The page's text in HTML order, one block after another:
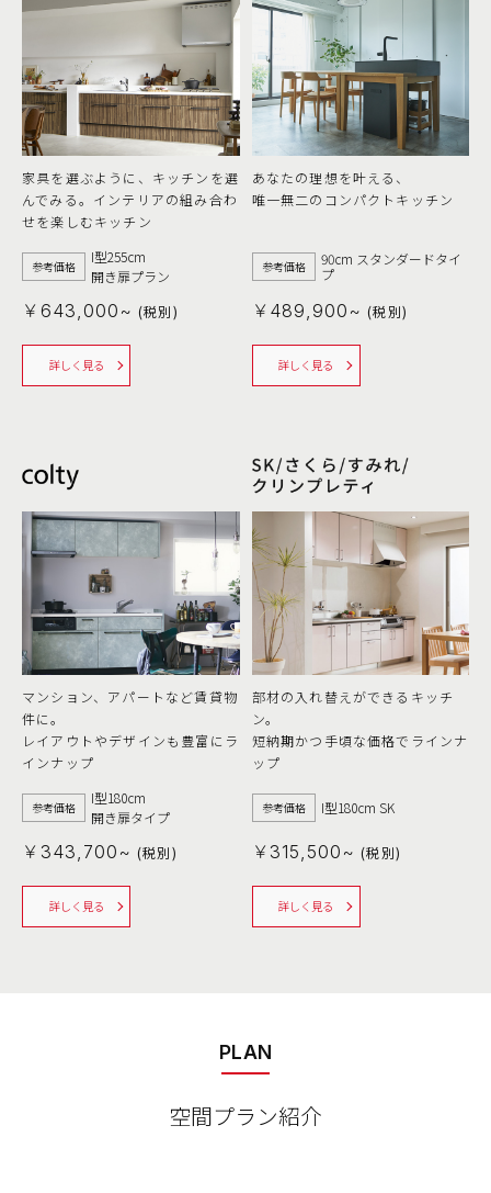
家具を選ぶように、キッチンを選
んでみる。 インテリアの組み合わ
せを楽しむキッチン
参考価格
I型255cm
開き扉プラン
￥643,000~ (税別)
詳しく見る
あなたの理想を叶える、
唯一無二のコンパクトキッチン
参考価格
90cm スタンダードタイ
プ
￥489,900~ (税別)
詳しく見る
マンション、アパートなど賃貸物
件に。
レイアウトやデザインも豊富にラ
インナップ
参考価格
I型180cm
開き扉タイプ
￥343,700~ (税別)
詳しく見る
部材の入れ替えができるキッチ
ン。
短納期かつ手頃な価格でラインナ
ップ
参考価格 I型180cm SK
￥315,500~ (税別)
詳しく見る
PLAN
空間プラン紹介